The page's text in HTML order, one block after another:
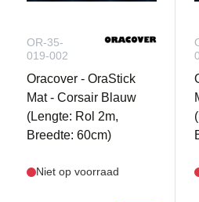
OR-35-
019-002
Oracover - OraStick
Mat - Corsair Blauw
(Lengte: Rol 2m,
Breedte: 60cm)
Niet op voorraad